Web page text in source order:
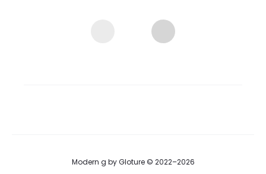
Modern g by Gloture © 2022–2026